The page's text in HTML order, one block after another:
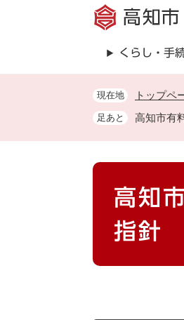
先
。
くらし・手
現在地 トップペ
足あと 高知市有
本
高知
指針